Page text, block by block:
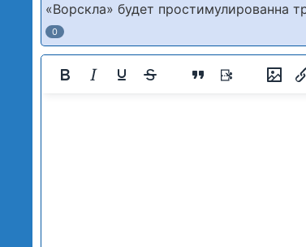
«Ворскла» будет простимулированна
0